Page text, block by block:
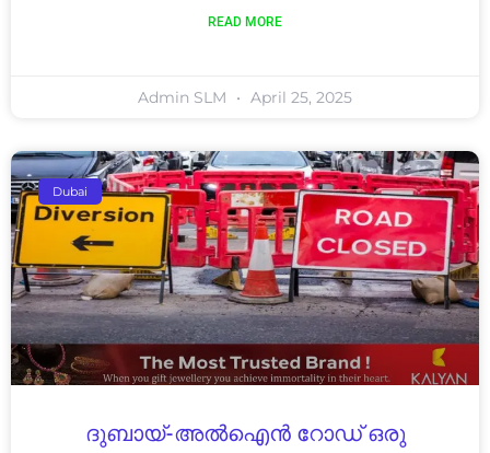
READ MORE
Admin SLM April 25, 2025
Dubai
ദുബായ്-അൽഐൻ റോഡ് ഒരു